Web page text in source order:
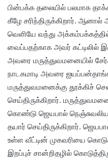
பின்பக்க தலையில் பலமாக
கீழே சரிந்திருக்கிறார். ஆனால்
வெளியே வந்து
வைப்பதற்காக அவர் கட்டிலில்
அவரை மருத்துவமனையில்
நாடகமாடி அவரை
மருத்துவமனைக்கு தூக்கிச்
செய்திருக்கிறார்.
கொண்டு ஜெயபால்
தயார் செய்திருக்கிறார்.
உள்ள வீட்டின் முகவரியை
இறப்புச் சான்றிதழில்